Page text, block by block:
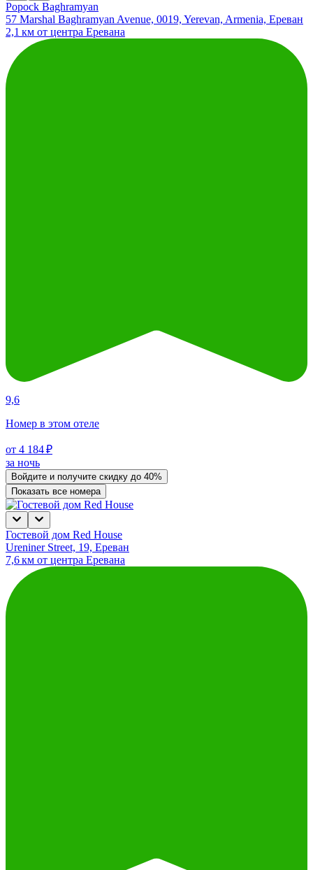
Popock Baghramyan
57 Marshal Baghramyan Avenue, 0019, Yerevan, Armenia, Ереван
2,1 км от центра Еревана
9,6
Номер в этом отеле
от 4 184 ₽
за ночь
Войдите и получите скидку до 40%
Показать все номера
Гостевой дом Red House
Ureniner Street, 19, Ереван
7,6 км от центра Еревана